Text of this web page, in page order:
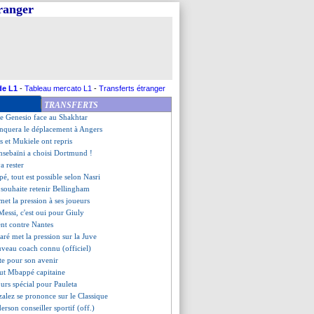
L1 - Tableau mercato L1 - Transferts étranger
TRANSFERTS
dans un cercle fermé en C1
City, les compos
de mercredi !
Genesio face au Shakhtar
le déplacement à Angers
et Mukiele ont repris
a choisi Dortmund !
rester
tout est possible selon Nasri
retenir Bellingham
la pression à ses joueurs
c'est oui pour Giuly
contre Nantes
met la pression sur la Juve
coach connu (officiel)
pour son avenir
Mbappé capitaine
spécial pour Pauleta
se prononce sur le Classique
conseiller sportif (off.)